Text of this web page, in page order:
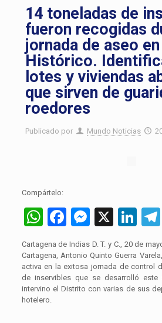
14 toneladas de
fueron recogidas
jornada de aseo
Histórico.
lotes y viviendas
que sirven de
roedores
Publicado por Mundo Noticias
Compártelo:
WhatsApp
Facebook
X
Cartagena de Indias D. T. y C., 20 de
Cartagena, Antonio Quinto Guerra
activa en la exitosa jornada de control
de inservibles que se desarrolló
intervino el Distrito con varias de sus
hotelero.